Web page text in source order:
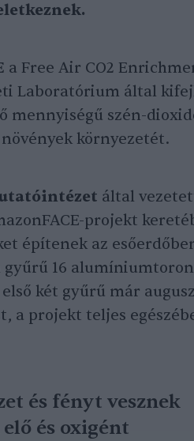
a Free Air CO2
Laboratórium által
mennyiségű szén-
környezetét.
által
projekt
építenek az
16
két gyűrű már
a projekt teljes
és fényt vesznek
és oxigént